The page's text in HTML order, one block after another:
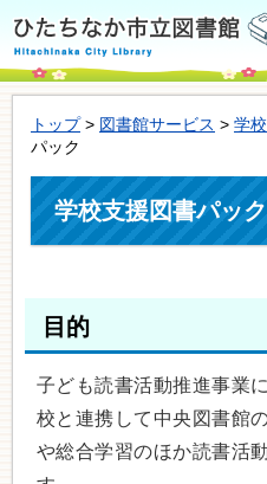
トップ> 図書館サービス > 学
パック
学校支援図書パック
目的
子ども読書活動推進事業
校と連携して中央図書館
や総合学習のほか読書活